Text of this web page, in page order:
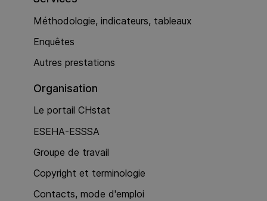
Méthodologie, indicateurs, tableaux
Enquêtes
Autres prestations
Organisation
Le portail CHstat
ESEHA-ESSSA
Groupe de travail
Copyright et terminologie
Contacts, mode d'emploi